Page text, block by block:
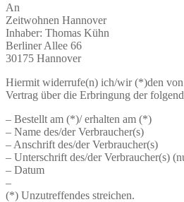
An
Zeitwohnen Hannover
Inhaber: Thomas Kühn
Berliner Allee 66
30175 Hannover
Hiermit widerrufe(n) ich/wir (*)den von
Vertrag über die Erbringung der
– Bestellt am (*)/ erhalten am (*)
– Name des/der Verbraucher(s)
– Anschrift des/der Verbraucher(s)
– Unterschrift des/der Verbraucher(s)
– Datum
–
(*) Unzutreffendes streichen.